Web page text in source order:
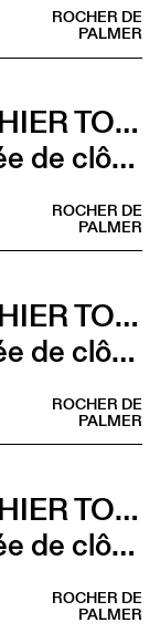
ROCHER DE
PALMER
GAUTHIER TOUX TRIO / LOUIS JUCKER / YILIAN CAÑIZARES
Journée de clôture du FAB (Gauthier Toux Trio)
ROCHER DE
PALMER
GAUTHIER TOUX TRIO / LOUIS JUCKER / YILIAN CAÑIZARES
Journée de clôture du FAB (Louis Jucker)
ROCHER DE
PALMER
GAUTHIER TOUX TRIO / LOUIS JUCKER / YILIAN CAÑIZARES
Journée de clôture du FAB (Yilian Cañizares)
ROCHER DE
PALMER